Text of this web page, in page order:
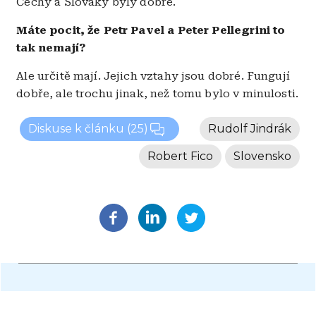
Máte pocit, že Petr Pavel a Peter Pellegrini to
tak nemají?
Ale určitě mají. Jejich vztahy jsou dobré. Fungují
dobře, ale trochu jinak, než tomu bylo v minulosti.
Diskuse k článku (25) Rudolf Jindrák
Slovensko
Robert Fico